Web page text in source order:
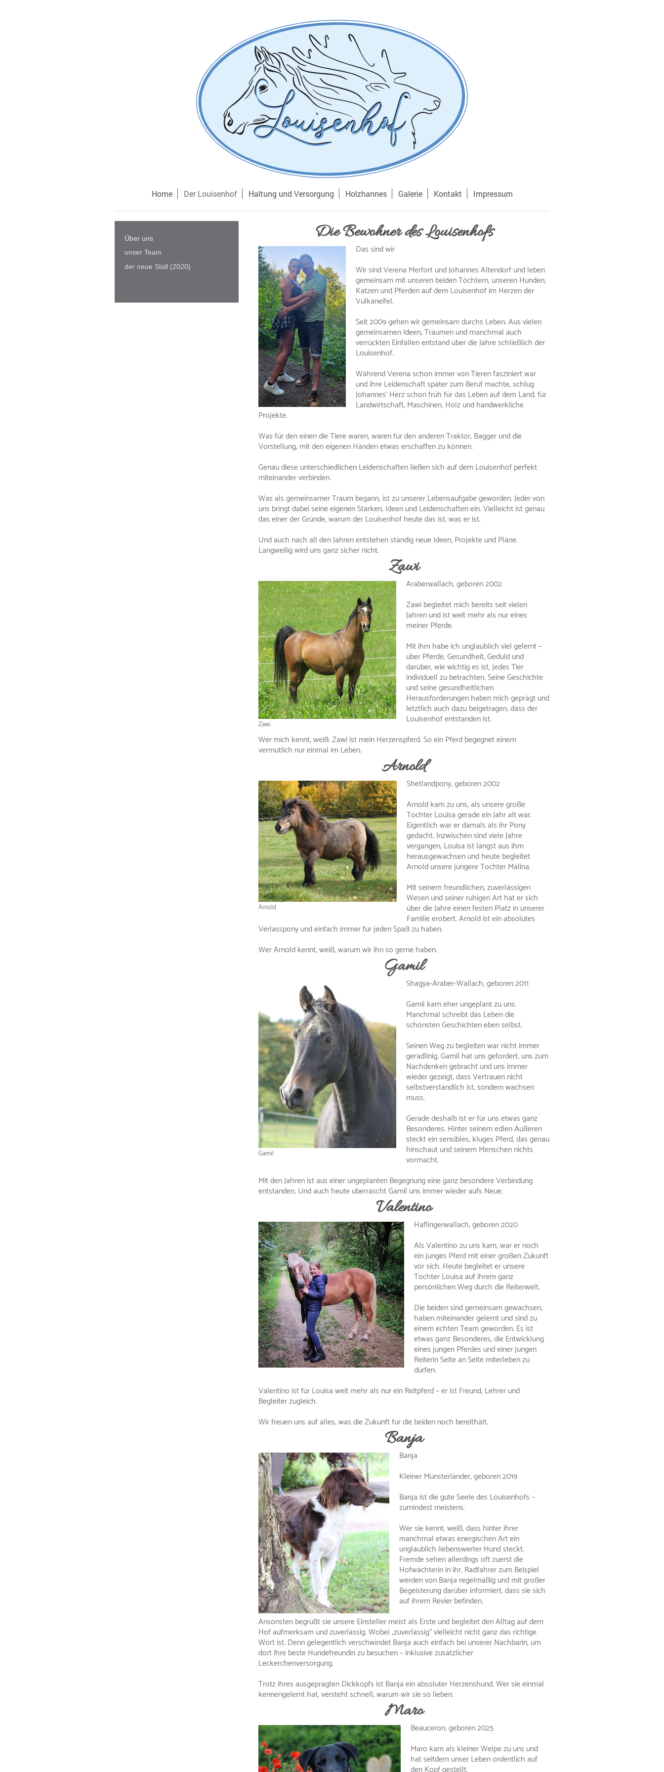
Home Der Louisenhof Haltung und Versorgung Holzhannes Galerie Kontakt Impressum
Die Bewohner des Louisenhofs
Das sind wir
Wir sind Verena Merfort und Johannes Altendorf und leben
gemeinsam mit unseren beiden Töchtern, unseren Hunden,
Katzen und Pferden auf dem Louisenhof im Herzen der
Vulkaneifel.
Seit 2009 gehen wir gemeinsam durchs Leben. Aus vielen
gemeinsamen Ideen, Träumen und manchmal auch
verrückten Einfällen entstand über die Jahre schließlich der
Louisenhof.
Während Verena schon immer von Tieren fasziniert war
und ihre Leidenschaft später zum Beruf machte, schlug
Johannes' Herz schon früh für das Leben auf dem Land, für
Landwirtschaft, Maschinen, Holz und handwerkliche
Projekte.
Was für den einen die Tiere waren, waren für den anderen Traktor, Bagger und die
Vorstellung, mit den eigenen Händen etwas erschaffen zu können.
Genau diese unterschiedlichen Leidenschaften ließen sich auf dem Louisenhof perfekt
miteinander verbinden.
Was als gemeinsamer Traum begann, ist zu unserer Lebensaufgabe geworden. Jeder von
uns bringt dabei seine eigenen Stärken, Ideen und Leidenschaften ein. Vielleicht ist genau
das einer der Gründe, warum der Louisenhof heute das ist, was er ist.
Und auch nach all den Jahren entstehen ständig neue Ideen, Projekte und Pläne.
Langweilig wird uns ganz sicher nicht.
Zawi
Zawi
Araberwallach, geboren 2002
Zawi begleitet mich bereits seit vielen
Jahren und ist weit mehr als nur eines
meiner Pferde.
Mit ihm habe ich unglaublich viel gelernt –
über Pferde, Gesundheit, Geduld und
darüber, wie wichtig es ist, jedes Tier
individuell zu betrachten. Seine Geschichte
und seine gesundheitlichen
Herausforderungen haben mich geprägt und
letztlich auch dazu beigetragen, dass der
Louisenhof entstanden ist.
Wer mich kennt, weiß: Zawi ist mein Herzenspferd. So ein Pferd begegnet einem
vermutlich nur einmal im Leben.
Arnold
Arnold
Shetlandpony, geboren 2002
Arnold kam zu uns, als unsere große
Tochter Louisa gerade ein Jahr alt war.
Eigentlich war er damals als ihr Pony
gedacht. Inzwischen sind viele Jahre
vergangen, Louisa ist längst aus ihm
herausgewachsen und heute begleitet
Arnold unsere jüngere Tochter Malina.
Mit seinem freundlichen, zuverlässigen
Wesen und seiner ruhigen Art hat er sich
über die Jahre einen festen Platz in unserer
Familie erobert. Arnold ist ein absolutes
Verlasspony und einfach immer für jeden Spaß zu haben.
Wer Arnold kennt, weiß, warum wir ihn so gerne haben.
Gamil
Gamil
Shagya-Araber-Wallach, geboren 2011
Gamil kam eher ungeplant zu uns.
Manchmal schreibt das Leben die
schönsten Geschichten eben selbst.
Seinen Weg zu begleiten war nicht immer
geradlinig. Gamil hat uns gefordert, uns zum
Nachdenken gebracht und uns immer
wieder gezeigt, dass Vertrauen nicht
selbstverständlich ist, sondern wachsen
muss.
Gerade deshalb ist er für uns etwas ganz
Besonderes. Hinter seinem edlen Äußeren
steckt ein sensibles, kluges Pferd, das genau
hinschaut und seinem Menschen nichts
vormacht.
Mit den Jahren ist aus einer ungeplanten Begegnung eine ganz besondere Verbindung
entstanden. Und auch heute überrascht Gamil uns immer wieder aufs Neue.
Valentino
Haflingerwallach, geboren 2020
Als Valentino zu uns kam, war er noch
ein junges Pferd mit einer großen Zukunft
vor sich. Heute begleitet er unsere
Tochter Louisa auf ihrem ganz
persönlichen Weg durch die Reiterwelt.
Die beiden sind gemeinsam gewachsen,
haben miteinander gelernt und sind zu
einem echten Team geworden. Es ist
etwas ganz Besonderes, die Entwicklung
eines jungen Pferdes und einer jungen
Reiterin Seite an Seite miterleben zu
dürfen.
Valentino ist für Louisa weit mehr als nur ein Reitpferd – er ist Freund, Lehrer und
Begleiter zugleich.
Wir freuen uns auf alles, was die Zukunft für die beiden noch bereithält.
Banja
Banja
Kleiner Münsterländer, geboren 2019
Banja ist die gute Seele des Louisenhofs –
zumindest meistens.
Wer sie kennt, weiß, dass hinter ihrer
manchmal etwas energischen Art ein
unglaublich liebenswerter Hund steckt.
Fremde sehen allerdings oft zuerst die
Hofwächterin in ihr. Radfahrer zum Beispiel
werden von Banja regelmäßig und mit großer
Begeisterung darüber informiert, dass sie sich
auf ihrem Revier befinden.
Ansonsten begrüßt sie unsere Einsteller meist als Erste und begleitet den Alltag auf dem
Hof aufmerksam und zuverlässig. Wobei „zuverlässig“ vielleicht nicht ganz das richtige
Wort ist. Denn gelegentlich verschwindet Banja auch einfach bei unserer Nachbarin, um
dort ihre beste Hundefreundin zu besuchen – inklusive zusätzlicher
Leckerchenversorgung.
Trotz ihres ausgeprägten Dickkopfs ist Banja ein absoluter Herzenshund. Wer sie einmal
kennengelernt hat, versteht schnell, warum wir sie so lieben.
Maro
Beauceron, geboren 2025
Maro kam als kleiner Welpe zu uns und
hat seitdem unser Leben ordentlich auf
Über uns
unser Team
der neue Stall (2020)